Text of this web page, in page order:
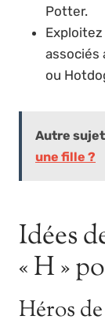
Potter.
associés
ou
Autre
une fille ?
Idées
« H »
Héros